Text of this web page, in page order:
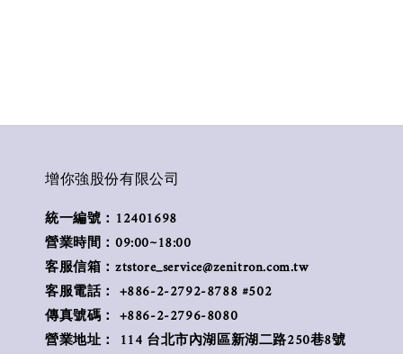
增你強股份有限公司
統一編號：12401698
營業時間：09:00~18:00
客服信箱：ztstore_service@zenitron.com.tw
客服電話： +886-2-2792-8788 #502
傳真號碼： +886-2-2796-8080
營業地址： 114 台北市內湖區新湖二路250巷8號